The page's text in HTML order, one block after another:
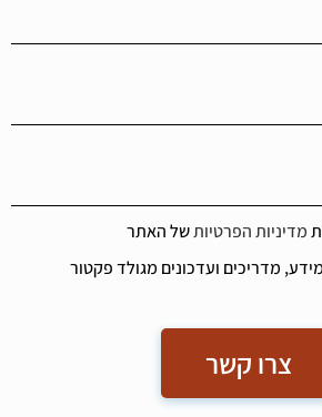
מדיניות הפרטיותשל האתר
מדריכים ועדכונים מגולד פקטור
צרו קשר